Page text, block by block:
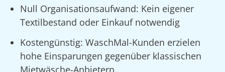
Null Organisationsaufwand: Kein eigener
Textilbestand oder Einkauf notwendig
Kostengünstig: WaschMal-Kunden erzielen
hohe Einsparungen gegenüber klassischen
Mietwäsche-Anbietern.